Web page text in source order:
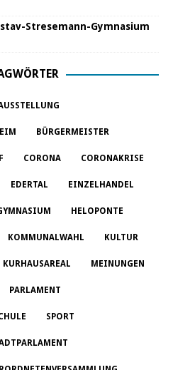
Stresemann-Gymnasium
BÜRGERMEISTER
CORONA CORONAKRISE
EDERTAL EINZELHANDEL
HELOPONTE
KOMMUNALWAHL KULTUR
KURHAUSAREAL MEINUNGEN
PARLAMENT
SPORT